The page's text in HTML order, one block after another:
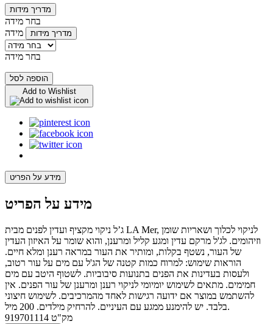
מדריך מידות
בחר מידה
מידה
מדריך מידות
בחר מידה
הוספה לסל
Add to Wishlist
מידע על הפריט
מידע על הפריט
ג’ל ניקוי מקציף ועדין לפנים מבית LA Mer, לניקוי לכלוך ושאריות שומן
וזיהומים. לג'ל מרקם עדין ומגע קליל ומרענן, והוא שומר על האיזון העדין
של העור, נשטף בקלות, ומותיר את העור במראה רענן ומלא חיים.
הוראות שימוש: למרוח כמות קטנה של הג'ל עם מים על עור רטוב,
ולעסות בעדינות את הפנים בתנועות סיבוביות. לשטוף היטב עם מים
חמימים. מתאים לשימוש יומיומי לניקוי רענן ומרענן של עור הפנים. אין
להשתמש במוצר אם ידועה רגישות לאחד מהמרכיבים. לשימוש חיצוני
בלבד. יש להימנע ממגע עם העיניים. להרחיק מילדים. 200 מיל.
מק"ט 919701114